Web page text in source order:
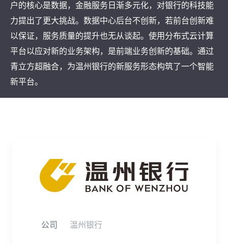
户的核心是数据，金融服务日渐多元化，对银行的科技能
力提出了更大挑战。数据中心后台不创新，若前台创新难
以保证，服务质量的提升也无从谈起。使用分布式云计算
平台以应对新的业务架构，是前端业务创新的基础。通过
青立方超融合，为温州银行的新服务形态构筑了一个智能
新平台。
公司 温州银行